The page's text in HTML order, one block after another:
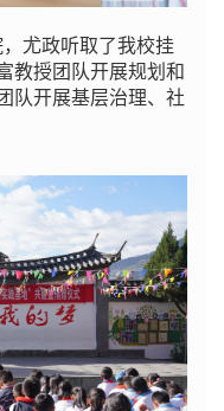
尤政听取了我校挂
教授团队开展规划和
队开展基层治理、社